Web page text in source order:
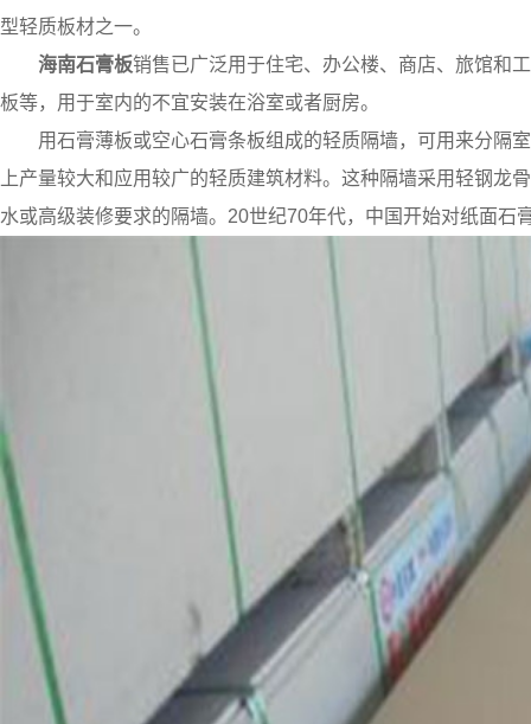
型轻质板材之一。
海南石膏板销售已广泛用于住宅、办公楼、商店、旅馆和
板等，用于室内的不宜安装在浴室或者厨房。
用石膏薄板或空心石膏条板组成的轻质隔墙，可用来分隔
上产量较大和应用较广的轻质建筑材料。这种隔墙采用轻钢
水或高级装修要求的隔墙。20世纪70年代，中国开始对纸面